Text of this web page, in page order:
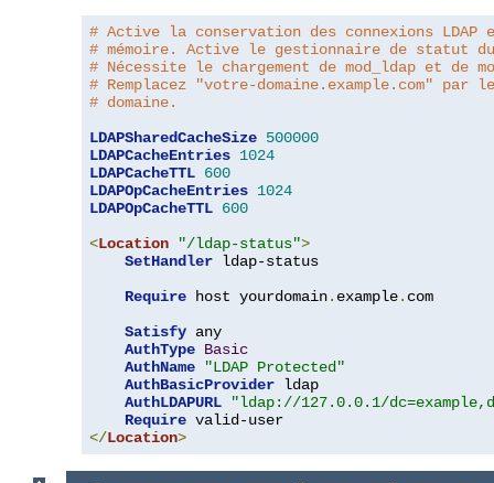
# Active la conservation des connexions LDAP
# mémoire. Active le gestionnaire de statut du
# Nécessite le chargement de mod_ldap et de
# Remplacez "votre-domaine.example.com" par
# domaine.
LDAPSharedCacheSize 500000
LDAPCacheEntries 1024
LDAPCacheTTL 600
LDAPOpCacheEntries 1024
LDAPOpCacheTTL 600
<Location "/ldap-status">
SetHandler ldap-status
Require host yourdomain. example. com
Satisfy any
AuthType Basic
AuthName
"LDAP Protected"
AuthBasicProvider ldap
AuthLDAPURL
"ldap://127.0.0.1/
Require
</Location>